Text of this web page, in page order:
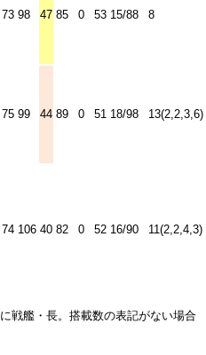
73 98 47 85 0 53 15/88 8
75 99 44 89 0 51 18/98 13(2,2,3,6)
74 106 40 82 0 52 16/90 11(2,2,4,3)
戦艦・長。搭載数の表記がない場合